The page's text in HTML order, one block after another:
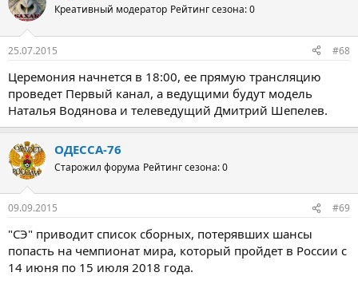
Креативный модератор Рейтинг сезона: 0
25.07.2015 #68
Церемония начнется в 18:00, ее прямую трансляцию
проведет Первый канал, а ведущими будут модель
Наталья Водянова и телеведущий Дмитрий Шепелев.
ОДЕССА-76
Старожил форума Рейтинг сезона: 0
09.09.2015 #69
"СЭ" приводит список сборных, потерявших шансы
попасть на чемпионат мира, который пройдет в России с
14 июня по 15 июля 2018 года.